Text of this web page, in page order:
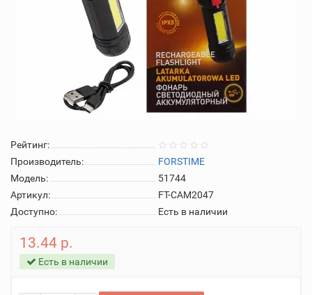
Рейтинг:
Производитель:
FORSTIME
Модель:
51744
Артикул:
FT-CAM2047
Доступно:
Есть в наличии
13.44 р.
Есть в наличии